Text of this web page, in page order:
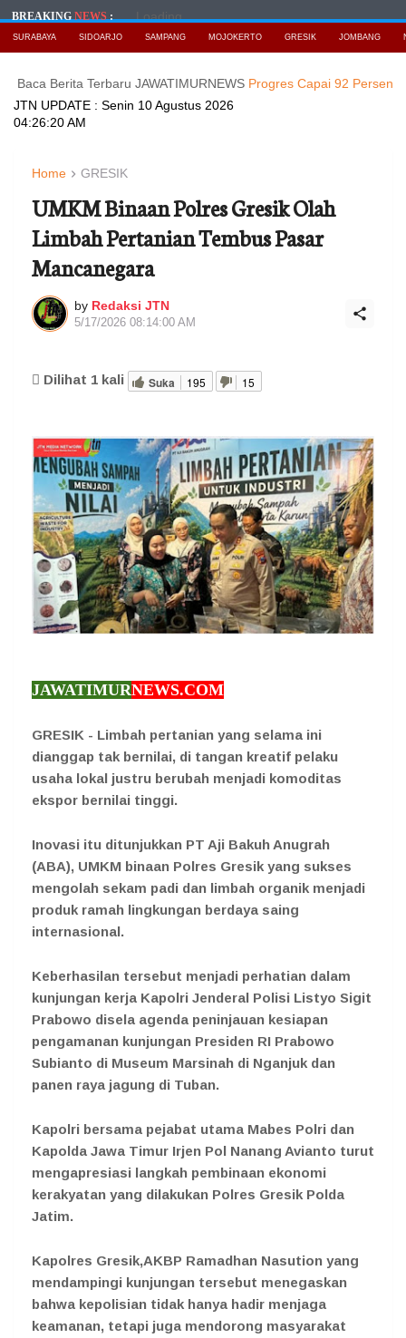
BREAKINGNEWS: Loading...
SURABAYA SIDOARJO SAMPANG MOJOKERTO GRESIK JOMBANG
Terbaru JAWATIMURNEWSProgres Capai 92 Persen,
JTN UPDATE : Senin 10 Agustus 2026
04:26:21 AM
Home GRESIK
UMKM Binaan Polres Gresik Olah
Limbah Pertanian Tembus Pasar
Mancanegara
by Redaksi JTN
5/17/2026 08:14:00 AM
Dilihat 1 kali Suka 195 15
JAWATIMURNEWS.COM
GRESIK - Limbah pertanian yang selama ini
dianggap tak bernilai, di tangan kreatif pelaku
usaha lokal justru berubah menjadi komoditas
ekspor bernilai tinggi.
Inovasi itu ditunjukkan PT Aji Bakuh Anugrah
(ABA), UMKM binaan Polres Gresik yang sukses
mengolah sekam padi dan limbah organik menjadi
produk ramah lingkungan berdaya saing
internasional.
Keberhasilan tersebut menjadi perhatian dalam
kunjungan kerja Kapolri Jenderal Polisi Listyo Sigit
Prabowo disela agenda peninjauan kesiapan
pengamanan kunjungan Presiden RI Prabowo
Subianto di Museum Marsinah di Nganjuk dan
panen raya jagung di Tuban.
Kapolri bersama pejabat utama Mabes Polri dan
Kapolda Jawa Timur Irjen Pol Nanang Avianto turut
mengapresiasi langkah pembinaan ekonomi
kerakyatan yang dilakukan Polres Gresik Polda
Jatim.
Kapolres Gresik,AKBP Ramadhan Nasution yang
mendampingi kunjungan tersebut menegaskan
bahwa kepolisian tidak hanya hadir menjaga
keamanan, tetapi juga mendorong masyarakat